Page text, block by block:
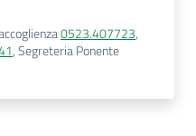
0523.407723,
,Segreteria Ponente